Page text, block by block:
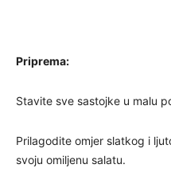
Priprema:
Stavite sve sastojke u malu
Prilagodite omjer slatkog i
svoju omiljenu salatu.